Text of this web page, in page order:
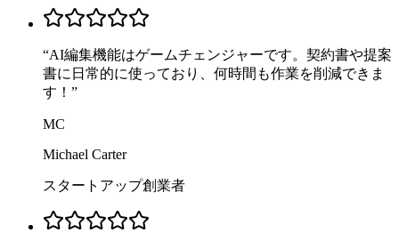
“AI編集機能はゲームチェンジャーです。契約書や提案
書に日常的に使っており、何時間も作業を削減できま
す！ ”
MC
Michael Carter
スタートアップ創業者